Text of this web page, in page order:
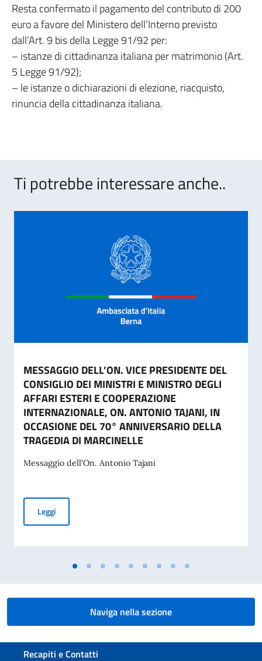
Resta confermato il pagamento del contributo di 200
euro a favore del Ministero dell’Interno previsto
dall’Art. 9 bis della Legge 91/92 per:
– istanze di cittadinanza italiana per matrimonio (Art.
5 Legge 91/92);
– le istanze o dichiarazioni di elezione, riacquisto,
rinuncia della cittadinanza italiana.
Ti potrebbe interessare anche..
MESSAGGIO DELL’ON. VICE PRESIDENTE DEL
CONSIGLIO DEI MINISTRI E MINISTRO DEGLI
AFFARI ESTERI E COOPERAZIONE
INTERNAZIONALE, ON. ANTONIO TAJANI, IN
OCCASIONE DEL 70° ANNIVERSARIO DELLA
TRAGEDIA DI MARCINELLE
Messaggio dell'On. Antonio Tajani
LeggiMESSAGGIO DELL’ON. VICE PRESIDENTE DEL
Naviga nella sezione
Sezione footer
Recapiti e Contatti